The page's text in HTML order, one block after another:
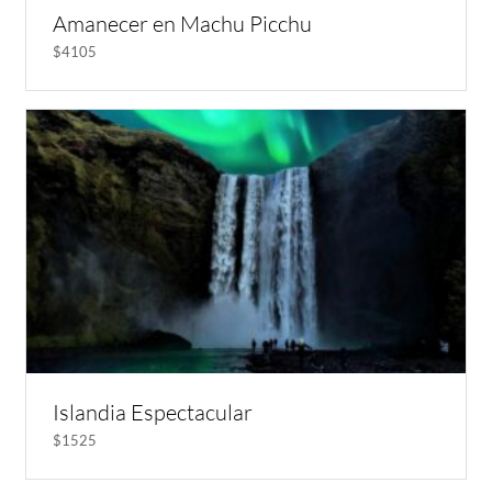
Amanecer en Machu Picchu
$4105
Islandia Espectacular
$1525